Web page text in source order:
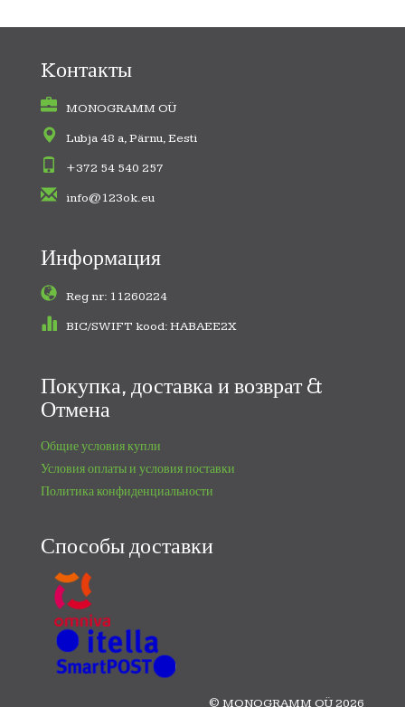
Kонтакты
MONOGRAMM OÜ
Lubja 48 a, Pärnu, Eesti
+372 54 540 257
info@123ok.eu
Информация
Reg nr: 11260224
BIC/SWIFT kood: HABAEE2X
Покупка, доставка и возврат &
Отмена
Общие условия купли
Условия оплаты и условия поставки
Политика конфиденциальности
Способы доставки
© MONOGRAMM OÜ 2026